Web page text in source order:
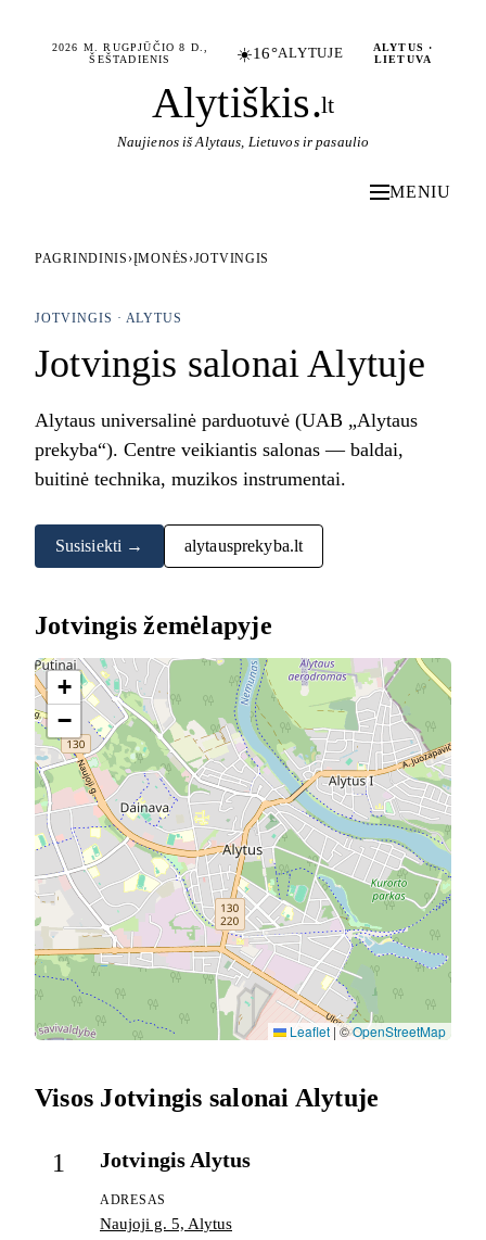
2026 M. RUGPJŪČIO 8 D.,
ŠEŠTADIENIS
☀️16°ALYTUJE
ALYTUS ·
LIETUVA
Alytiškis.lt
Naujienos iš Alytaus, Lietuvos ir pasaulio
MENIU
PAGRINDINIS ›ĮMONĖS ›JOTVINGIS
JOTVINGIS · ALYTUS
Jotvingis salonai Alytuje
Alytaus universalinė parduotuvė (UAB „Alytaus
prekyba“). Centre veikiantis salonas — baldai,
buitinė technika, muzikos instrumentai.
Susisiekti → alytausprekyba.lt
Jotvingis žemėlapyje
+
−
Leaflet |©OpenStreetMap
Visos Jotvingis salonai Alytuje
1 Jotvingis Alytus
ADRESAS
Naujoji g. 5, Alytus